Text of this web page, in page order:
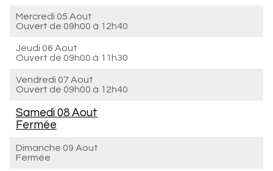
Mercredi 05 Aout
Ouvert de 09h00 à 12h40
Jeudi 06 Aout
Ouvert de 09h00 à 11h30
Vendredi 07 Aout
Ouvert de 09h00 à 12h40
Samedi 08 Aout
Fermée
Dimanche 09 Aout
Fermée